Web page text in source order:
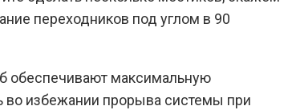
переходников под углом в 90
обеспечивают максимальную
во избежании прорыва системы при